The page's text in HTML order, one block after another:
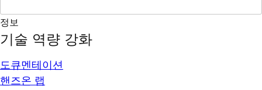
정보
기술 역량 강화
도큐멘테이션
핸즈온 랩